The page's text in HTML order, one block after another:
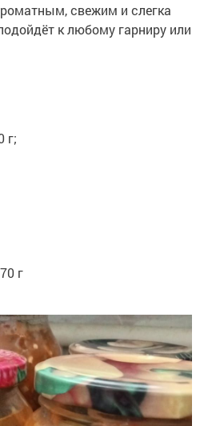
свежим и слегка
к любому гарниру или
г;
г